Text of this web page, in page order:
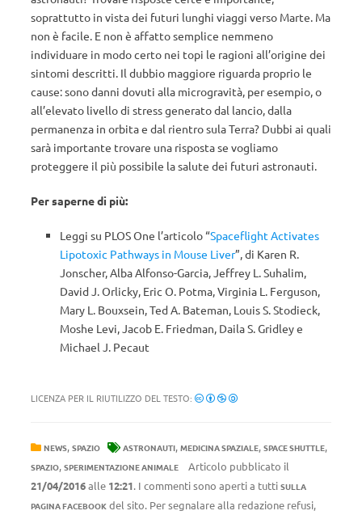
soprattutto in vista dei futuri lunghi viaggi verso Marte. Ma
non è facile. E non è affatto semplice nemmeno
individuare in modo certo nei topi le ragioni all’origine dei
sintomi descritti. Il dubbio maggiore riguarda proprio le
cause: sono danni dovuti alla microgravità, per esempio, o
all’elevato livello di stress generato dal lancio, dalla
permanenza in orbita e dal rientro sula Terra? Dubbi ai quali
sarà importante trovare una risposta se vogliamo
proteggere il più possibile la salute dei futuri astronauti.
Per saperne di più:
Leggi su PLOS One l’articolo “Spaceflight Activates
Lipotoxic Pathways in Mouse Liver”, di Karen R.
Jonscher, Alba Alfonso-Garcia, Jeffrey L. Suhalim,
David J. Orlicky, Eric O. Potma, Virginia L. Ferguson,
Mary L. Bouxsein, Ted A. Bateman, Louis S. Stodieck,
Moshe Levi, Jacob E. Friedman, Daila S. Gridley e
Michael J. Pecaut
LICENZA PER IL RIUTILIZZO DEL TESTO:
NEWS, SPAZIO ASTRONAUTI, MEDICINA SPAZIALE, SPACE SHUTTLE,
SPAZIO, SPERIMENTAZIONE ANIMALE
Articolo pubblicato il
21/04/2016alle 12:21. I commenti sono aperti a tutti SULLA
PAGINA FACEBOOK del sito. Per segnalare alla redazione refusi,